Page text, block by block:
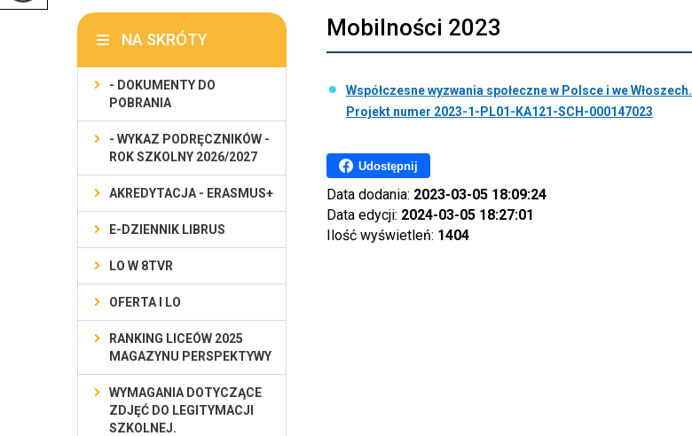
Mobilności 2023
Współczesne wyzwania społeczne w Polsce i we Włoszech.
Projekt numer 2023-1-PL01-KA121-SCH-000147023
Udostępnij
Data dodania: 2023-03-05 18:09:24
Data edycji: 2024-03-05 18:27:01
Ilość wyświetleń: 1404
NA SKRÓTY
- DOKUMENTY DO
POBRANIA
- WYKAZ PODRĘCZNIKÓW -
ROK SZKOLNY 2026/2027
AKREDYTACJA - ERASMUS+
E-DZIENNIK LIBRUS
LO W 8TVR
OFERTA I LO
RANKING LICEÓW 2025
MAGAZYNU PERSPEKTYWY
WYMAGANIA DOTYCZĄCE
ZDJĘĆ DO LEGITYMACJI
SZKOLNEJ.